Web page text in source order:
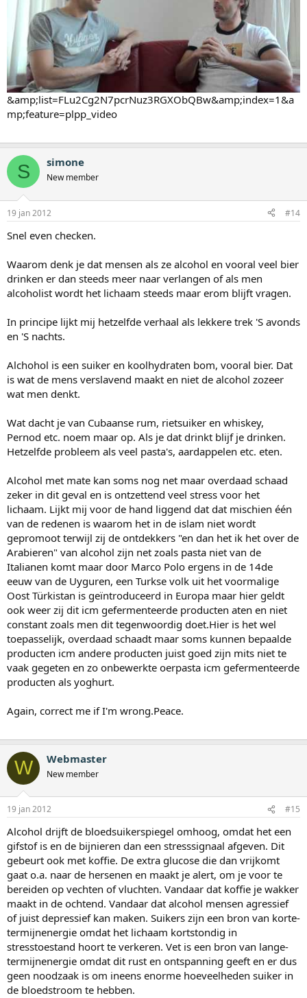
&amp;list=FLu2Cg2N7pcrNuz3RGXObQBw&amp;index=1&a
mp;feature=plpp_video
S simone
New member
19 jan 2012 #14
Snel even checken.
Waarom denk je dat mensen als ze alcohol en vooral veel bier
drinken er dan steeds meer naar verlangen of als men
alcoholist wordt het lichaam steeds maar erom blijft vragen.
In principe lijkt mij hetzelfde verhaal als lekkere trek 'S avonds
en 'S nachts.
Alchohol is een suiker en koolhydraten bom, vooral bier. Dat
is wat de mens verslavend maakt en niet de alcohol zozeer
wat men denkt.
Wat dacht je van Cubaanse rum, rietsuiker en whiskey,
Pernod etc. noem maar op. Als je dat drinkt blijf je drinken.
Hetzelfde probleem als veel pasta's, aardappelen etc. eten.
Alcohol met mate kan soms nog net maar overdaad schaad
zeker in dit geval en is ontzettend veel stress voor het
lichaam. Lijkt mij voor de hand liggend dat dat mischien één
van de redenen is waarom het in de islam niet wordt
gepromoot terwijl zij de ontdekkers "en dan het ik het over de
Arabieren" van alcohol zijn net zoals pasta niet van de
Italianen komt maar door Marco Polo ergens in de 14de
eeuw van de Uyguren, een Turkse volk uit het voormalige
Oost Türkistan is geïntroduceerd in Europa maar hier geldt
ook weer zij dit icm gefermenteerde producten aten en niet
constant zoals men dit tegenwoordig doet.Hier is het wel
toepasselijk, overdaad schaadt maar soms kunnen bepaalde
producten icm andere producten juist goed zijn mits niet te
vaak gegeten en zo onbewerkte oerpasta icm gefermenteerde
producten als yoghurt.
Again, correct me if I'm wrong.Peace.
W Webmaster
New member
19 jan 2012 #15
Alcohol drijft de bloedsuikerspiegel omhoog, omdat het een
gifstof is en de bijnieren dan een stresssignaal afgeven. Dit
gebeurt ook met koffie. De extra glucose die dan vrijkomt
gaat o.a. naar de hersenen en maakt je alert, om je voor te
bereiden op vechten of vluchten. Vandaar dat koffie je wakker
maakt in de ochtend. Vandaar dat alcohol mensen agressief
of juist depressief kan maken. Suikers zijn een bron van korte-
termijnenergie omdat het lichaam kortstondig in
stresstoestand hoort te verkeren. Vet is een bron van lange-
termijnenergie omdat dit rust en ontspanning geeft en er dus
geen noodzaak is om ineens enorme hoeveelheden suiker in
de bloedstroom te hebben.